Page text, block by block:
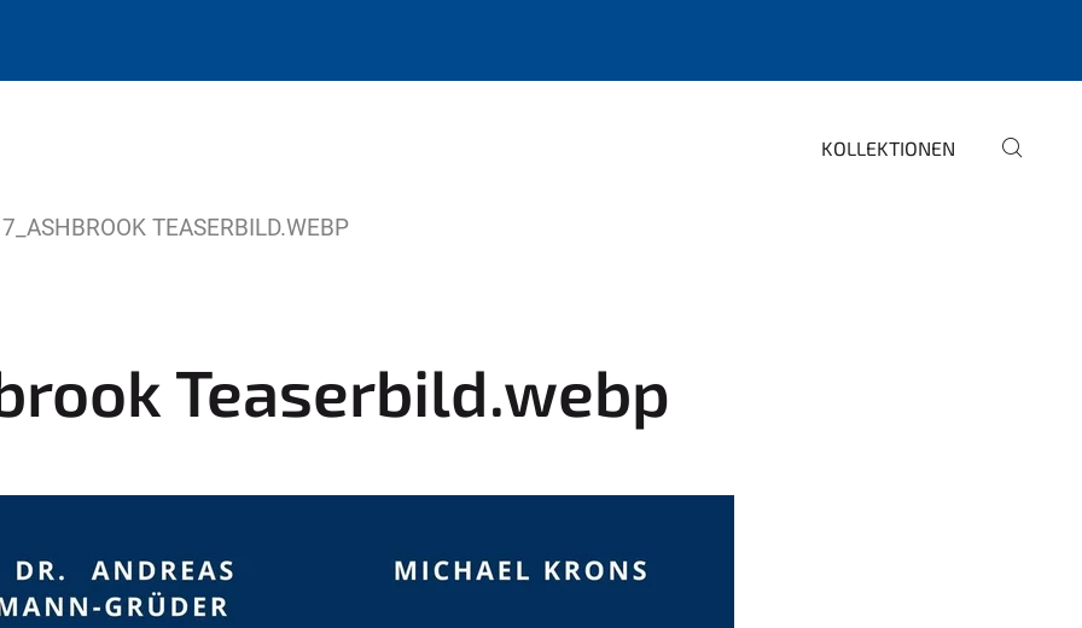
KOLLEKTIONEN
TEASERBILD.WEBP
Teaserbild.webp